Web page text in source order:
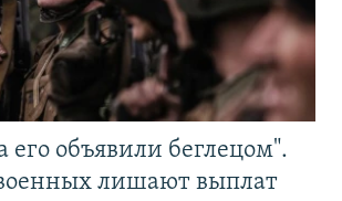
его объявили беглецом".
лишают выплат